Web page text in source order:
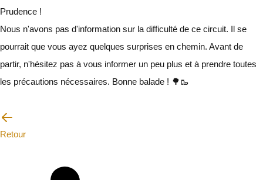
Prudence !
Nous n'avons pas d'information sur la difficulté de ce circuit. Il se
pourrait que vous ayez quelques surprises en chemin. Avant de
partir, n'hésitez pas à vous informer un peu plus et à prendre toutes
les précautions nécessaires. Bonne balade ! 🌳🥾
Retour